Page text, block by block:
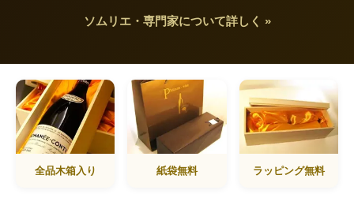
ソムリエ・専門家について詳しく »
全品木箱入り 紙袋無料 ラッピング無料